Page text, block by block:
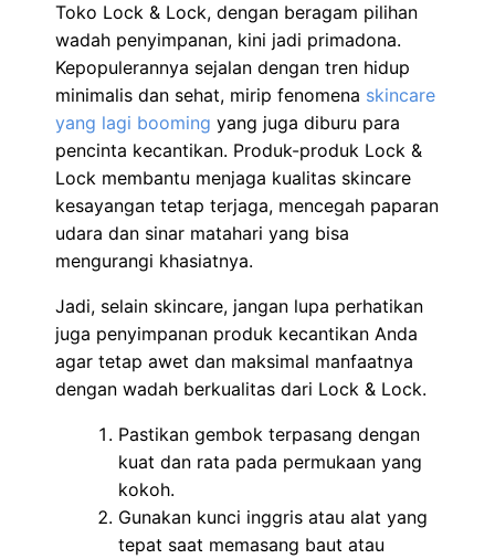
Toko Lock & Lock, dengan beragam pilihan
wadah penyimpanan, kini jadi primadona.
Kepopulerannya sejalan dengan tren hidup
minimalis dan sehat, mirip fenomena skincare
yang lagi booming yang juga diburu para
pencinta kecantikan. Produk-produk Lock &
Lock membantu menjaga kualitas skincare
kesayangan tetap terjaga, mencegah paparan
udara dan sinar matahari yang bisa
mengurangi khasiatnya.
Jadi, selain skincare, jangan lupa perhatikan
juga penyimpanan produk kecantikan Anda
agar tetap awet dan maksimal manfaatnya
dengan wadah berkualitas dari Lock & Lock.
Pastikan gembok terpasang dengan
kuat dan rata pada permukaan yang
kokoh.
Gunakan kunci inggris atau alat yang
tepat saat memasang baut atau